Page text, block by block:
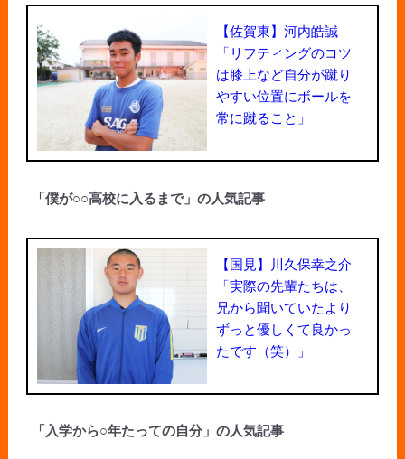
【佐賀東】河内皓誠
「リフティングのコツ
は膝上など自分が蹴り
やすい位置にボールを
常に蹴ること」
「僕が○○高校に入るまで」の人気記事
【国見】川久保幸之介
「実際の先輩たちは、
兄から聞いていたより
ずっと優しくて良かっ
たです（笑）」
「入学から○年たっての自分」の人気記事